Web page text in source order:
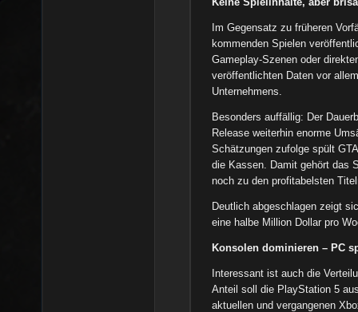
Im Gegensatz zu früheren
kommenden Spielen
Gameplay-Szenen oder
veröffentlichten Daten vor
Unternehmens.
Besonders auffällig: Der
Release weiterhin enorme
Schätzungen zufolge spült
die Kassen. Damit gehört das
noch zu den profitabelsten
Deutlich abgeschlagen zeigt
eine halbe Million Dollar pro
Konsolen dominieren – PC
Interessant ist auch die
Anteil soll die PlayStation 5
aktuellen und vergangenen